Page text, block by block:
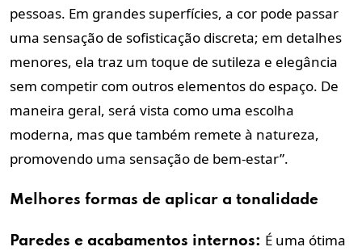
pessoas. Em grandes superfícies, a cor pode passar
uma sensação de sofisticação discreta; em detalhes
menores, ela traz um toque de sutileza e elegância
sem competir com outros elementos do espaço. De
maneira geral, será vista como uma escolha
moderna, mas que também remete à natureza,
promovendo uma sensação de bem-estar”.
Melhores formas de aplicar a tonalidade
Paredes e acabamentos internos: É uma ótima